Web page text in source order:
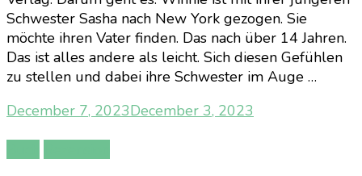
Schwester Sasha nach New York gezogen. Sie
möchte ihren Vater finden. Das nach über 14 Jahren.
Das ist alles andere als leicht. Sich diesen Gefühlen
zu stellen und dabei ihre Schwester im Auge …
December 7, 2023December 3, 2023